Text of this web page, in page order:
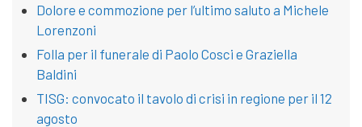
Dolore e commozione per l’ultimo saluto a Michele
Lorenzoni
Folla per il funerale di Paolo Cosci e Graziella
Baldini
TISG: convocato il tavolo di crisi in regione per il 12
agosto